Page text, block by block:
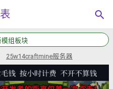
search
组板块
25w14craftmine服务器